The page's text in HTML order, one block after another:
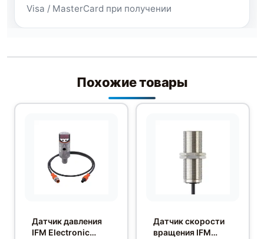
Visa / MasterCard при получении
Похожие товары
Датчик давления
IFM Electronic
Датчик скорости
вращения IFM